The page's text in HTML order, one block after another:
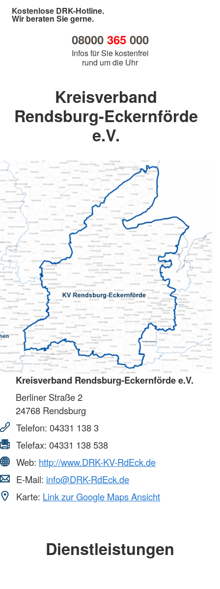
Kostenlose DRK-Hotline.
Wir beraten Sie gerne.
08000 365000
Infos für Sie kostenfrei
rund um die Uhr
Kreisverband
Rendsburg-Eckernförde
e.V.
Kreisverband Rendsburg-Eckernförde e.V.
Berliner Straße 2
24768 Rendsburg
Telefon: 04331 138 3
Telefax: 04331 138 538
Web: http://www.DRK-KV-RdEck.de
E-Mail: info@DRK-RdEck.de
Karte: Link zur Google Maps Ansicht
Dienstleistungen